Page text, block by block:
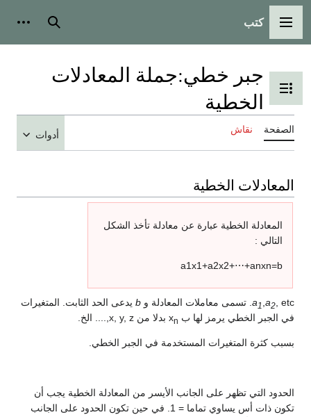
القائمة الرئيسية
كتب بحث
تبديل عرض جدول المحتويات
جبر خطي:جملة المعادلات
الخطية
الصفحة نقاش أدوات
المعادلات الخطية
المعادلة الخطية عبارة عن معادلة تأخذ الشكل
التالي :
a1x1+a2x2+⋯+anxn=b
a1 ,a2, etc. تسمى معاملات المعادلة و b يدعى الحد الثابت. المتغيرات
في الجبر الخطي يرمز لها ب x n بدلا من x, y, z,.... الخ.
بسبب كثرة المتغيرات المستخدمة في الجبر الخطي.
الحدود التي تظهر على الجانب الأيسر من المعادلة الخطية يجب أن
تكون ذات أس يساوي تماما = 1. في حين تكون الحدود على الجانب